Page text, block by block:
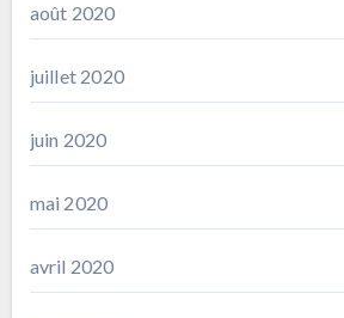
août 2020
juillet 2020
juin 2020
mai 2020
avril 2020